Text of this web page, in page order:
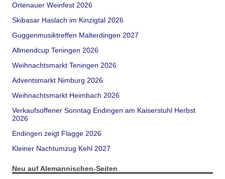
Ortenauer Weinfest 2026
Skibasar Haslach im Kinzigtal 2026
Guggenmusiktreffen Malterdingen 2027
Allmendcup Teningen 2026
Weihnachtsmarkt Teningen 2026
Adventsmarkt Nimburg 2026
Weihnachtsmarkt Heimbach 2026
Verkaufsoffener Sonntag Endingen am Kaiserstuhl Herbst
2026
Endingen zeigt Flagge 2026
Kleiner Nachtumzug Kehl 2027
Neu auf Alemannischen-Seiten